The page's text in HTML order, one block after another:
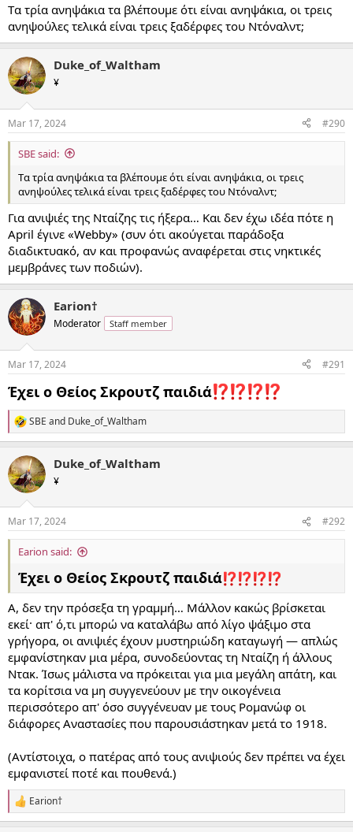
Tα τρία ανηψάκια τα βλέπουμε ότι είναι ανηψάκια, οι τρεις
ανηψούλες τελικά είναι τρεις ξαδέρφες του Ντόναλντ;
Duke_of_Waltham
¥
Mar 17, 2024 #290
SBE said:
Tα τρία ανηψάκια τα βλέπουμε ότι είναι ανηψάκια, οι τρεις
ανηψούλες τελικά είναι τρεις ξαδέρφες του Ντόναλντ;
Για ανιψιές της Νταίζης τις ήξερα… Και δεν έχω ιδέα πότε η
April έγινε «Webby» (συν ότι ακούγεται παράδοξα
διαδικτυακό, αν και προφανώς αναφέρεται στις νηκτικές
μεμβράνες των ποδιών).
Earion†
Moderator Staff member
Mar 17, 2024 #291
Έχει ο Θείος Σκρουτζ παιδιά
R
e
c
t
i
s
:
SBE and Duke_of_Waltham
Duke_of_Waltham
¥
Mar 17, 2024 #292
Earion said:
Έχει ο Θείος Σκρουτζ παιδιά
Α, δεν την πρόσεξα τη γραμμή… Μάλλον κακώς βρίσκεται
εκεί· απ' ό,τι μπορώ να καταλάβω από λίγο ψάξιμο στα
γρήγορα, οι ανιψιές έχουν μυστηριώδη καταγωγή — απλώς
εμφανίστηκαν μια μέρα, συνοδεύοντας τη Νταίζη ή άλλους
Ντακ. Ίσως μάλιστα να πρόκειται για μια μεγάλη απάτη, και
τα κορίτσια να μη συγγενεύουν με την οικογένεια
περισσότερο απ' όσο συγγένευαν με τους Ρομανώφ οι
διάφορες Αναστασίες που παρουσιάστηκαν μετά το 1918.
(Αντίστοιχα, ο πατέρας από τους ανιψιούς δεν πρέπει να έχει
εμφανιστεί ποτέ και πουθενά.)
R
e
Earion†